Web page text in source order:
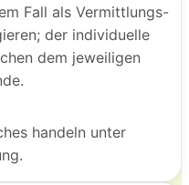
Fall als Vermittlungs-
der individuelle
dem jeweiligen
handeln unter